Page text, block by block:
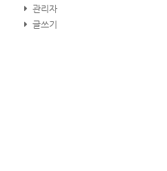
관리자
글쓰기